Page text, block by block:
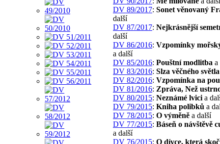
DV 89/2017: Sonet věnovaný
další
DV 87/2017: Nejkrásnější
další
DV 86/2016: Vzpomínky
a další
DV 85/2016: Pouštní modlitba a
DV 83/2016: Slza věčného světla
DV 82/2016: Vzpomínka na
DV 81/2016: Zpráva, Než
DV 80/2015: Neznámé lvici a
DV 79/2015: Kniha polibků a
DV 78/2015: O výměně a další
DV 77/2015: Báseň o návštěvě
a další
DV 76/2015: O dívce, která